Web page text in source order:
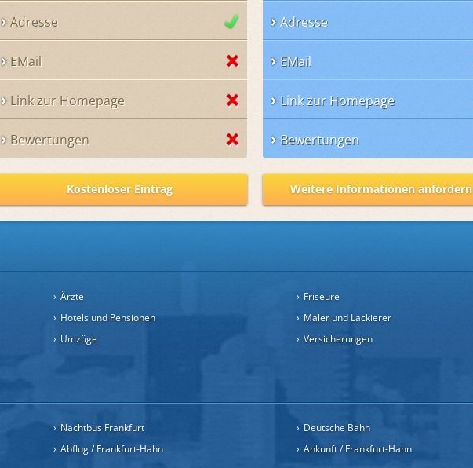
Adresse
EMail
Link zur Homepage
Bewertungen
Kostenloser Eintrag
Adresse
EMail
Link zur Homepage
Bewertungen
Weitere Informationen anfordern
Ärzte Friseure
Hotels und Pensionen Maler und Lackierer
Umzüge Versicherungen
Nachtbus Frankfurt Deutsche Bahn
Abflug / Frankfurt-Hahn Ankunft / Frankfurt-Hahn